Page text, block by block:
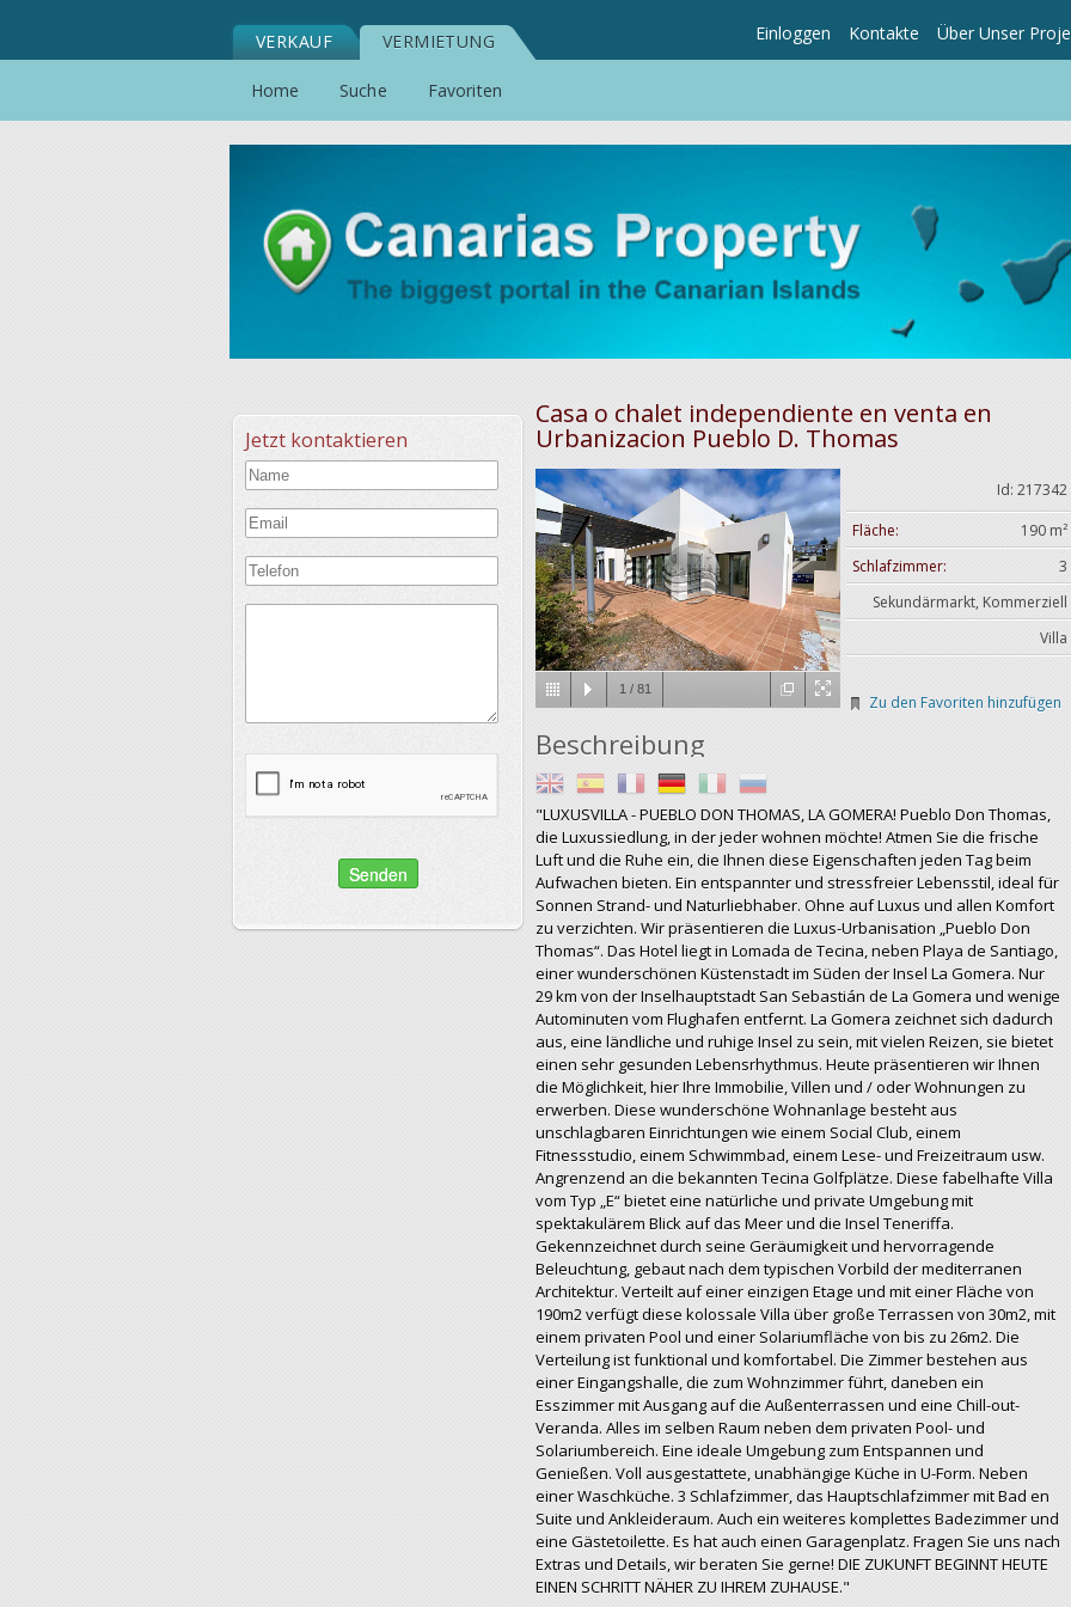
VERKAUF VERMIETUNG Über Unser
Kontakte
Einloggen
Home Suche Favoriten
Casa o chalet independiente en venta en
Urbanizacion Pueblo D. Thomas
1 / 81
Id: 217342
Fläche:
190 m²
Schlafzimmer:
3
Sekundärmarkt, Kommerziell
Villa
Zu den Favoriten hinzufügen
Beschreibung
"LUXUSVILLA - PUEBLO DON THOMAS, LA GOMERA! Pueblo Don Thomas,
die Luxussiedlung, in der jeder wohnen möchte! Atmen Sie die frische
Luft und die Ruhe ein, die Ihnen diese Eigenschaften jeden Tag beim
Aufwachen bieten. Ein entspannter und stressfreier Lebensstil, ideal für
Sonnen Strand- und Naturliebhaber. Ohne auf Luxus und allen Komfort
zu verzichten. Wir präsentieren die Luxus-Urbanisation „Pueblo Don
Thomas“. Das Hotel liegt in Lomada de Tecina, neben Playa de Santiago,
einer wunderschönen Küstenstadt im Süden der Insel La Gomera. Nur
29 km von der Inselhauptstadt San Sebastián de La Gomera und wenige
Autominuten vom Flughafen entfernt. La Gomera zeichnet sich dadurch
aus, eine ländliche und ruhige Insel zu sein, mit vielen Reizen, sie bietet
einen sehr gesunden Lebensrhythmus. Heute präsentieren wir Ihnen
die Möglichkeit, hier Ihre Immobilie, Villen und / oder Wohnungen zu
erwerben. Diese wunderschöne Wohnanlage besteht aus
unschlagbaren Einrichtungen wie einem Social Club, einem
Fitnessstudio, einem Schwimmbad, einem Lese- und Freizeitraum usw.
Angrenzend an die bekannten Tecina Golfplätze. Diese fabelhafte Villa
vom Typ „E“ bietet eine natürliche und private Umgebung mit
spektakulärem Blick auf das Meer und die Insel Teneriffa.
Gekennzeichnet durch seine Geräumigkeit und hervorragende
Beleuchtung, gebaut nach dem typischen Vorbild der mediterranen
Architektur. Verteilt auf einer einzigen Etage und mit einer Fläche von
190m2 verfügt diese kolossale Villa über große Terrassen von 30m2, mit
einem privaten Pool und einer Solariumfläche von bis zu 26m2. Die
Verteilung ist funktional und komfortabel. Die Zimmer bestehen aus
einer Eingangshalle, die zum Wohnzimmer führt, daneben ein
Esszimmer mit Ausgang auf die Außenterrassen und eine Chill-out-
Veranda. Alles im selben Raum neben dem privaten Pool- und
Solariumbereich. Eine ideale Umgebung zum Entspannen und
Genießen. Voll ausgestattete, unabhängige Küche in U-Form. Neben
einer Waschküche. 3 Schlafzimmer, das Hauptschlafzimmer mit Bad en
Suite und Ankleideraum. Auch ein weiteres komplettes Badezimmer und
eine Gästetoilette. Es hat auch einen Garagenplatz. Fragen Sie uns nach
Extras und Details, wir beraten Sie gerne! DIE ZUKUNFT BEGINNT HEUTE
EINEN SCHRITT NÄHER ZU IHREM ZUHAUSE."
Jetzt kontaktieren